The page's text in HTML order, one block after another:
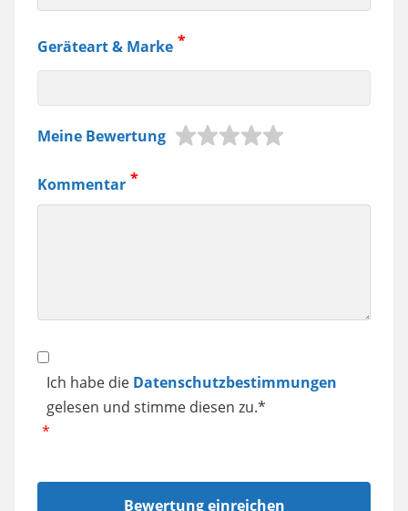
Geräteart & Marke
Jura
Samsung
Meine Bewertung
Kommentar
Datenschutz
Ich habe die Datenschutzbestimmungen
gelesen und stimme diesen zu.*